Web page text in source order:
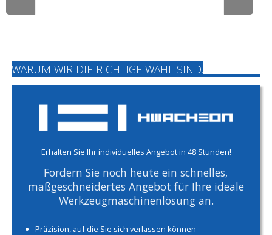
WARUM WIR DIE RICHTIGE WAHL SIND.
Erhalten Sie Ihr individuelles Angebot in 48 Stunden!
Fordern Sie noch heute ein schnelles,
maßgeschneidertes Angebot für Ihre ideale
Werkzeugmaschinenlösung an.
Präzision, auf die Sie sich verlassen können